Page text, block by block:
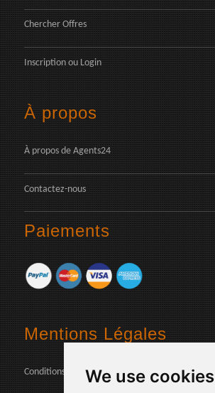
We use cookies
Chercher Offres
Inscription ou Login
À propos
À propos de Agents24
Contactez-nous
Paiements
Mentions Légales
Conditions